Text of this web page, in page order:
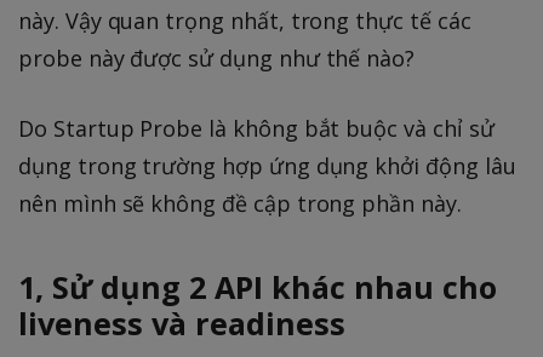
này. Vậy quan trọng nhất, trong thực tế các
probe này được sử dụng như thế nào?
Do Startup Probe là không bắt buộc và chỉ sử
dụng trong trường hợp ứng dụng khởi động lâu
nên mình sẽ không đề cập trong phần này.
1, Sử dụng 2 API khác nhau cho
liveness và readiness